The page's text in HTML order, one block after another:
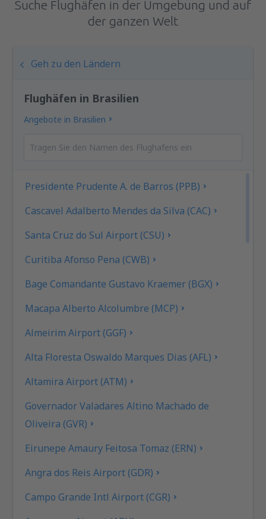
Suche Flughäfen in der Umgebung und auf
der ganzen Welt
Geh zu den Ländern
Flughäfen in Brasilien
Angebote in Brasilien
Presidente Prudente A. de Barros (PPB)
Cascavel Adalberto Mendes da Silva (CAC)
Santa Cruz do Sul Airport (CSU)
Curitiba Afonso Pena (CWB)
Bage Comandante Gustavo Kraemer (BGX)
Macapa Alberto Alcolumbre (MCP)
Almeirim Airport (GGF)
Alta Floresta Oswaldo Marques Dias (AFL)
Altamira Airport (ATM)
Governador Valadares Altino Machado de
Oliveira (GVR)
Eirunepe Amaury Feitosa Tomaz (ERN)
Angra dos Reis Airport (GDR)
Campo Grande Intl Airport (CGR)